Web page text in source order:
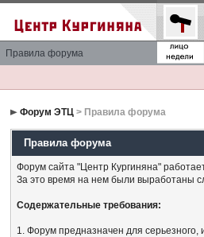
Правила форума
Форум ЭТЦ > Правила форума
Правила форума
Форум сайта "Центр Кургиняна"
За это время на нем были выработаны
Содержательные требования:
1. Форум предназначен для